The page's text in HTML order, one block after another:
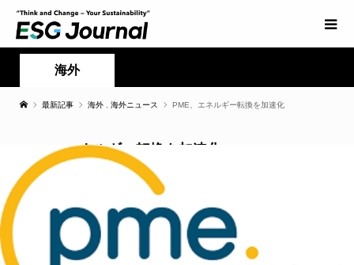
海外
最新記事 海外 海外ニュース PME、エネルギー転換を加速化
PME、エネルギー転換を加速化